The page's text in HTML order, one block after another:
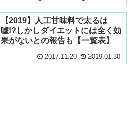
【2019】人工甘味料で太るは
嘘!?しかしダイエットには全く効
果がないとの報告も【一覧表】
2017.11.20 2019.01.30